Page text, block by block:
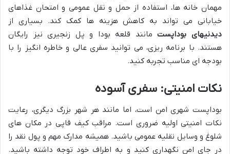
مهمان خانه ها، استفاده از حمل و نقل عمومی و امتحان غذاهای
خیابانی می تواند به کاهش هزینه ها کمک کند. بسیاری از
دیدنیهای بوداپستمانند قلعه بودا و پل زنجیری نیز رایگان
هستند. با برنامه ریزی، می توانید سفری عالی و خاطره انگیز را با
بودجه ای مناسب تجربه کنید.
نکات امنیتی: سفری آسوده
بوداپست شهری امن است، اما مانند هر شهر بزرگ دیگری، رعایت
نکات امنیتی اولیه ضروری است. مراقب کیف قاپی در مکان های
شلوغ و وسایل نقلیه عمومی باشید. همیشه مدارک مهم و پول نقد را
در جای امن نگهداری کنید و به اطراف خود توجه داشته باشید.